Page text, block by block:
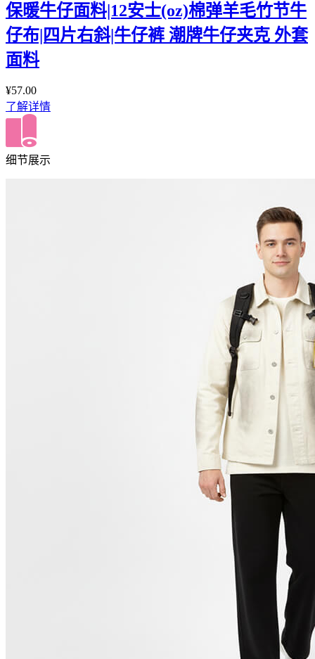
保暖牛仔面料|12安士(oz)棉弹羊毛竹节牛
仔布|四片右斜|牛仔裤 潮牌牛仔夹克 外套
面料
¥57.00
了解详情
细节展示